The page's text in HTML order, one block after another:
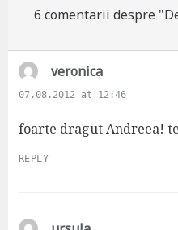
6 comentarii despre
veronicas
a
s
07.08.2012 at 12:46
foarte dragut Andreea!
REPLY